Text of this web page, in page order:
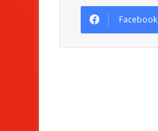
Facebook